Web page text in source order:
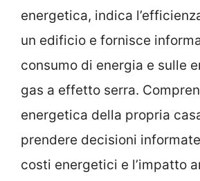
energetica, indica
un edificio e fornisce
consumo di energia e sulle
gas a effetto serra.
energetica della propria
prendere decisioni
costi energetici e l’impatto